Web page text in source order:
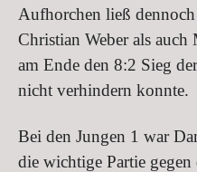
Aufhorchen ließ
Christian Weber als auch
am Ende den 8:2 Sieg
nicht verhindern konnte.
Bei den Jungen 1 war
die wichtige Partie